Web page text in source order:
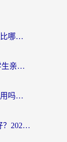
Malus VPN好用吗？和小牛VPN对比哪个回国效果更好？海外党亲测实用指南
在国外如何开回国加速器呢？留学生亲测的无缝访问国内资源指南
海外党必看：Quickback和ToCN好用吗？3分钟选对回国加速器的实用指南
海外党纠结迅游和FlashBack哪个好？2026实用指南教你选对回国加速器